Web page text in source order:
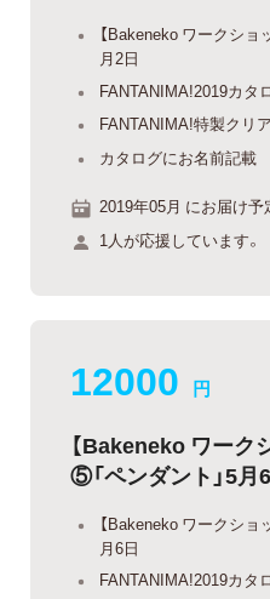
【Bakeneko ワークショ
月2日
FANTANIMA!2019カタ
FANTANIMA!特製クリ
カタログにお名前記載
2019年05月 にお届け予
1人が応援しています。
12000 円
【Bakeneko ワーク
⑤「ペンダント」5月
【Bakeneko ワークショ
月6日
FANTANIMA!2019カタ